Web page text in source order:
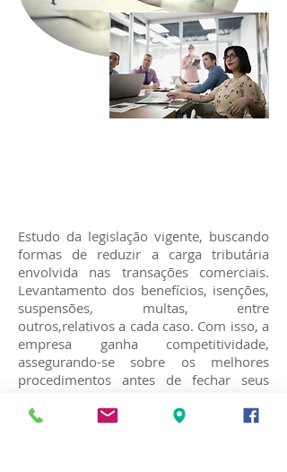
Estudo da legislação vigente, buscando
formas de reduzir a carga tributária
envolvida nas transações comerciais.
Levantamento dos benefícios, isenções,
suspensões, multas, entre
outros,relativos a cada caso. Com isso, a
empresa ganha competitividade,
assegurando-se sobre os melhores
procedimentos antes de fechar seus
Links Úteis